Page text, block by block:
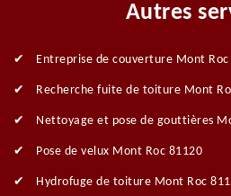
Autres
Entreprise de couverture Mont Roc
Recherche fuite de toiture Mont
Nettoyage et pose de gouttières
Pose de velux Mont Roc 81120
Hydrofuge de toiture Mont Roc